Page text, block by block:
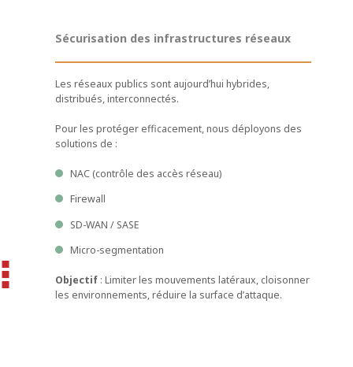
Sécurisation des infrastructures réseaux
Les réseaux publics sont aujourd’hui hybrides,
distribués, interconnectés.
Pour les protéger efficacement, nous déployons des
solutions de :
NAC (contrôle des accès réseau)
Firewall
SD-WAN / SASE
Micro-segmentation
Objectif : Limiter les mouvements latéraux, cloisonner
les environnements, réduire la surface d’attaque.